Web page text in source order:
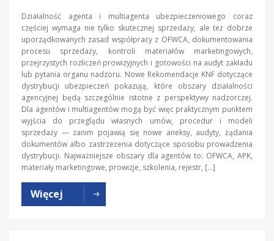
Działalność agenta i multiagenta ubezpieczeniowego coraz
częściej wymaga nie tylko skutecznej sprzedaży, ale też dobrze
uporządkowanych zasad współpracy z OFWCA, dokumentowania
procesu sprzedaży, kontroli materiałów marketingowych,
przejrzystych rozliczeń prowizyjnych i gotowości na audyt zakładu
lub pytania organu nadzoru. Nowe Rekomendacje KNF dotyczące
dystrybucji ubezpieczeń pokazują, które obszary działalności
agencyjnej będą szczególnie istotne z perspektywy nadzorczej.
Dla agentów i multiagentów mogą być więc praktycznym punktem
wyjścia do przeglądu własnych umów, procedur i modeli
sprzedaży — zanim pojawią się nowe aneksy, audyty, żądania
dokumentów albo zastrzeżenia dotyczące sposobu prowadzenia
dystrybucji. Najważniejsze obszary dla agentów to: OFWCA, APK,
materiały marketingowe, prowizje, szkolenia, rejestr, […]
Więcej